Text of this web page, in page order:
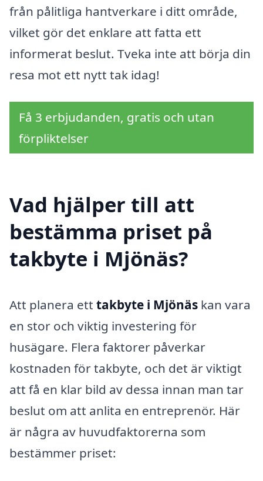
från pålitliga hantverkare i ditt område,
vilket gör det enklare att fatta ett
informerat beslut. Tveka inte att börja din
resa mot ett nytt tak idag!
Få 3 erbjudanden, gratis och utan
förpliktelser
Vad hjälper till att
bestämma priset på
takbyte i Mjönäs?
Att planera ett takbyte i Mjönäs kan vara
en stor och viktig investering för
husägare. Flera faktorer påverkar
kostnaden för takbyte, och det är viktigt
att få en klar bild av dessa innan man tar
beslut om att anlita en entreprenör. Här
är några av huvudfaktorerna som
bestämmer priset: